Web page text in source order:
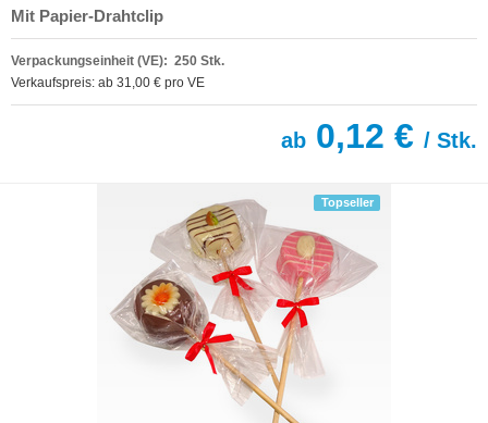
Mit Papier-Drahtclip
Verpackungseinheit (VE): 250 Stk.
Verkaufspreis: ab 31,00 € pro VE
ab 0,12 € / Stk.
Topseller